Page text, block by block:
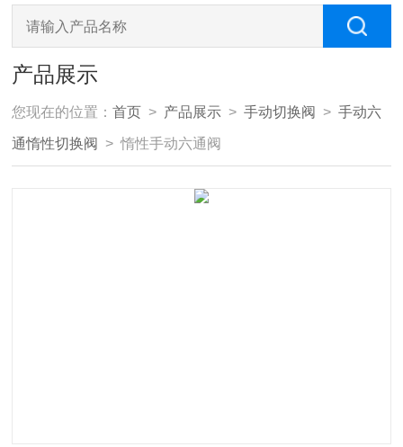
产品展示
您现在的位置：首页 > 产品展示 >手动切换阀 >手动六
通惰性切换阀 > 惰性手动六通阀